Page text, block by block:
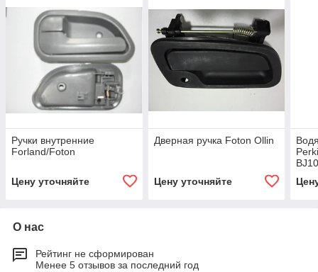
Ручки внутренние
Forland/Foton
Цену уточняйте
Дверная ручка Foton Ollin
Цену уточняйте
О нас
Рейтинг не сформирован
Менее 5 отзывов за последний год